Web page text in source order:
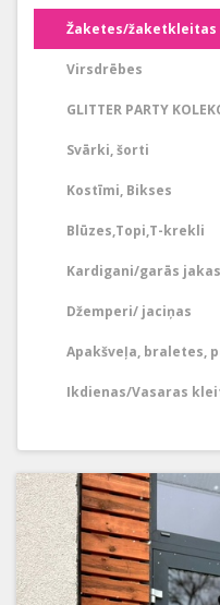
Žaketes/žaketkleitas
Virsdrēbes
GLITTER PARTY
Svārki, šorti
Kostīmi, Bikses
Blūzes,Topi,T-krekli
Kardigani/garās jakas
Džemperi/ jaciņas
Apakšveļa, braletes,
Ikdienas/Vasaras